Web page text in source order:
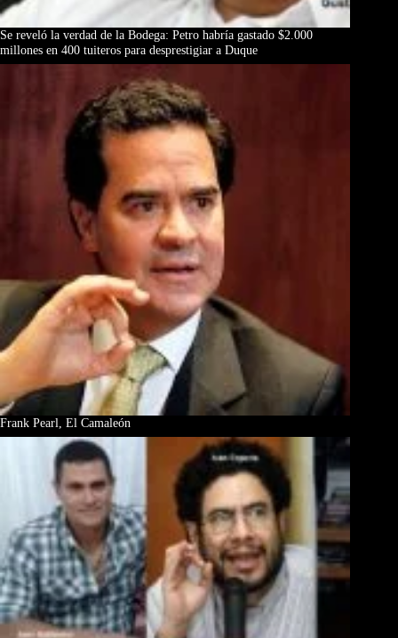
Se reveló la verdad de la Bodega: Petro habría gastado $2.000
millones en 400 tuiteros para desprestigiar a Duque
Frank Pearl, El Camaleón